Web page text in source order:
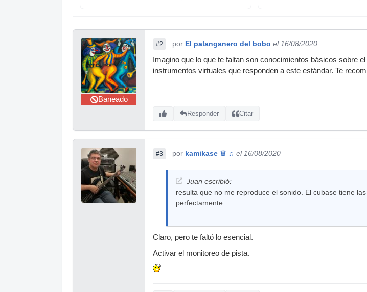
Baneado
#2 por El palanganero del bobo el 16/08/2020
Imagino que lo que te faltan son conocimientos básicos sobre
instrumentos virtuales que responden a este estándar. Te
Responder Citar
#3 por kamikase ♕ ♫ el 16/08/2020
Juan escribió:
resulta que no me reproduce el sonido. El cubase tiene
perfectamente.
Claro, pero te faltó lo esencial.
Activar el monitoreo de pista.